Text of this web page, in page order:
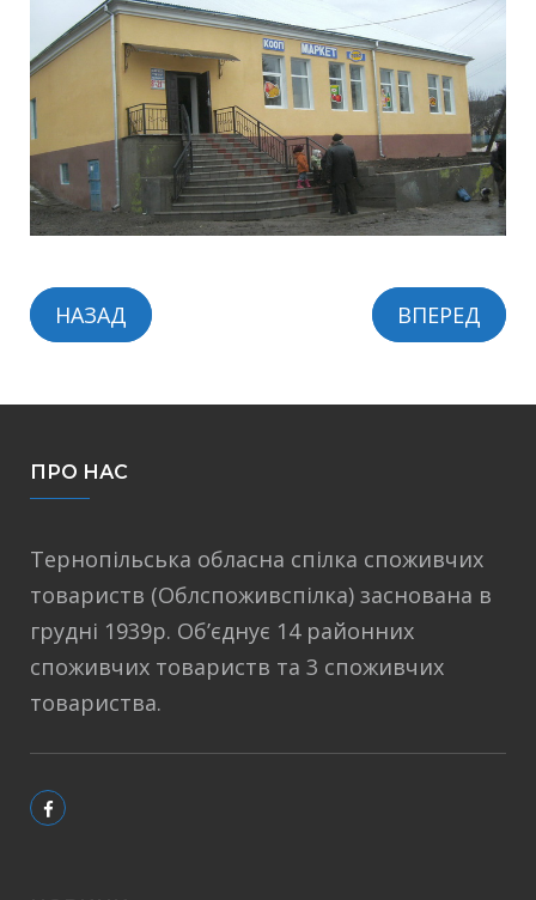
НАЗАД ВПЕРЕД
ПРО НАС
Тернопільська обласна спілка споживчих
товариств (Облспоживспілка) заснована в
грудні 1939р. Об’єднує 14 районних
споживчих товариств та 3 споживчих
товариства.